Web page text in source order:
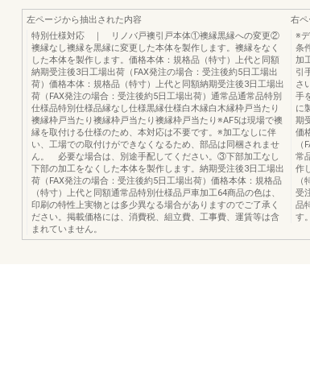
左ページから抽出された内容
特別仕様対応 ｜ リノバ戸襖引戸本体①襖縁黒縁への変更②
襖縁なし襖縁を黒縁に変更した本体を製作します。襖縁をなく
した本体を製作します。価格本体：規格品（特寸）上代と同額
納期受注後3日工場出荷（FAX発注の場合：受注後約5日工場出
荷）価格本体：規格品（特寸）上代と同額納期受注後3日工場出
荷（FAX発注の場合：受注後約5日工場出荷）通常品通常品特別
仕様品特別仕様品縁なし仕様黒縁仕様白木縁白木縁枠戸当たり
襖縁枠戸当たり襖縁枠戸当たり襖縁枠戸当たり※AF5は現場で襖
縁を取付ける仕様のため、本対応は不要です。※加工なしに伴
い、工場での取付けができなくなるため、部品は同梱されませ
ん。 必要な場合は、別途手配してください。③下部加工なし
下部の加工をなくした本体を製作します。納期受注後3日工場出
荷（FAX発注の場合：受注後約5日工場出荷）価格本体：規格品
（特寸）上代と同額通常品特別仕様品戸車加工64商品の色は、
印刷の特性上実物とは多少異なる場合がありますのでご了承く
ださい。掲載価格には、消費税、組立費、工事費、運賃等は含
まれていません。
右
※
条
加
引
さ
手
に
期
価
常
作
受
品
す